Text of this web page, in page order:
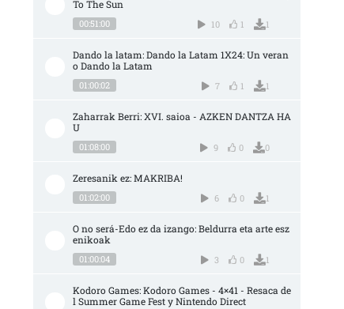
To The Sun
00:51:00 10 1 1
Dando la latam: Dando la Latam 1X24: Un veran
o Dando la Latam
01:00:02 7 1 1
Zaharrak Berri: XVI. saioa - AZKEN DANTZA HA
U
01:08:00 9 0 0
Zeresanik ez: MAKRIBA!
01:02:00 6 0 1
O no será-Edo ez da izango: Beldurra eta arte esz
enikoak
01:00:04 3 0 1
Kodoro Games: Kodoro Games - 4×41 - Resaca de
l Summer Game Fest y Nintendo Direct